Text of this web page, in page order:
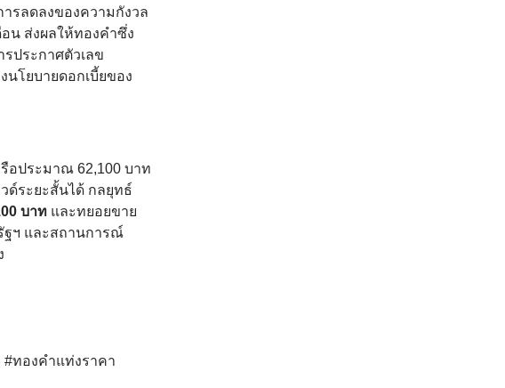
รลดลงของความกังวล
น ส่งผลให้ทองคำซึ่ง
ประกาศตัวเลข
นโยบายดอกเบี้ยของ
อประมาณ 62,100 บาท
ด์ระยะสั้นได้ กลยุทธ์
บาท และทยอยขาย
ฐฯ และสถานการณ์
#ทองคำแท่งราคา